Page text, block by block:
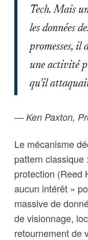
Tech. Mais
les données
promesses, il
une activité
qu'il
— Ken Paxton,
Le mécanisme
pattern
protection (Reed
aucun intérêt »
massive de
de visionnage,
retournement de